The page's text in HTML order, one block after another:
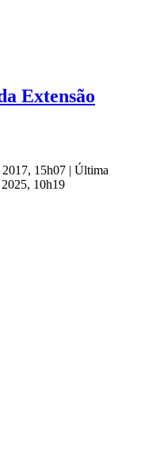
Extensão
15h07 | Última
10h19